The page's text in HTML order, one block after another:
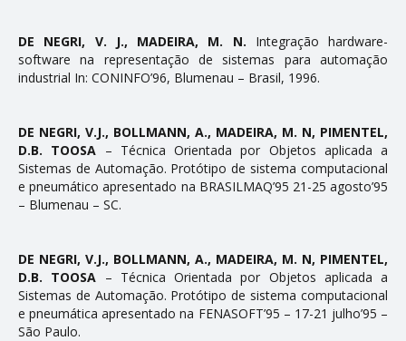
DE NEGRI, V. J., MADEIRA, M. N.
Integração hardware-
software na representação de sistemas para automação
industrial In: CONINFO’96, Blumenau – Brasil, 1996.
DE NEGRI, V.J., BOLLMANN, A., MADEIRA, M. N, PIMENTEL,
D.B. TOOSA – Técnica Orientada por Objetos aplicada a
Sistemas de Automação. Protótipo de sistema computacional
e pneumático apresentado na BRASILMAQ’95 21-25 agosto’95
– Blumenau – SC.
DE NEGRI, V.J., BOLLMANN, A., MADEIRA, M. N, PIMENTEL,
D.B. TOOSA – Técnica Orientada por Objetos aplicada a
Sistemas de Automação. Protótipo de sistema computacional
e pneumática apresentado na FENASOFT’95 – 17-21 julho’95 –
São Paulo.